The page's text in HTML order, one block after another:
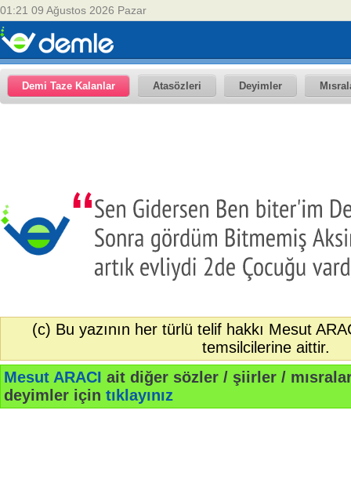
01:21 09 Ağustos 2026 Pazar
Demi Taze Kalanlar Atasözleri Deyimler
(c) Bu yazının her türlü telif hakkı Mesut
temsilcilerine aittir.
Mesut ARACI ait diğer sözler / şiirler /
deyimler için tıklayınız